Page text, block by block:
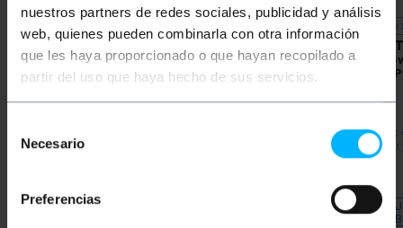
nuestros partners de redes sociales, publicidad y análisis
web, quienes pueden combinarla con otra información
que les haya proporcionado o que hayan recopilado a
partir del uso que haya hecho de sus servicios.
Necesario
Preferencias
BEMATIK
Czarny kabel
sieciowy Ethernet kat.
6a UTP o długości 10 m
12,92€VAT inc.
Natychmiastowa dostawa
sieciowy Ethernet kat.
6a UTP o długości 2 m
REF:
LJ044
6a
18,18
18,18€